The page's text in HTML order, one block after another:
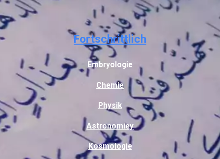
Fortschrittlich
Embryologie
Chemie
Physik
Astronomiey
Kosmologie